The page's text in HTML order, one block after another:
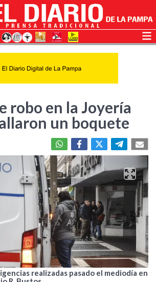
robo en la Joyería
un boquete
realizadas pasado el mediodía en